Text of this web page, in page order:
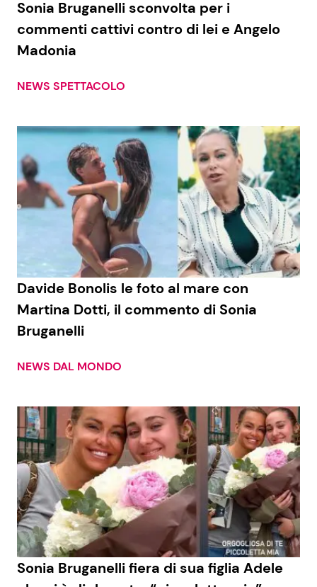
Seguici
Info
Chi siamo
Disclaimer e Privacy
Redazione
Contattaci
Pubblicità
Privacy Policy
Sonia Bruganelli sconvolta per i
commenti cattivi contro di lei e Angelo
Madonia
NEWS SPETTACOLO
Davide Bonolis le foto al mare con
Martina Dotti, il commento di Sonia
Bruganelli
NEWS DAL MONDO
Sonia Bruganelli fiera di sua figlia Adele